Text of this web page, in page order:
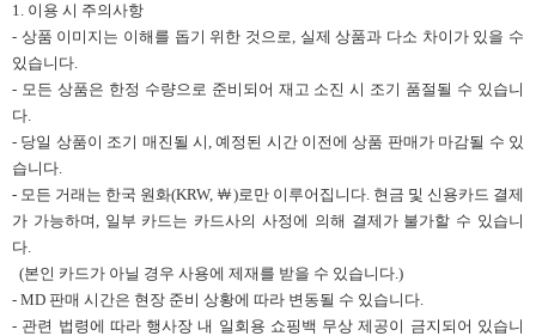
1. 이용 시 주의사항
- 상품 이미지는 이해를 돕기 위한 것으로, 실제 상품과 다소 차이가 있을 수
있습니다.
- 모든 상품은 한정 수량으로 준비되어 재고 소진 시 조기 품절될 수 있습니
다.
- 당일 상품이 조기 매진될 시, 예정된 시간 이전에 상품 판매가 마감될 수 있
습니다.
- 모든 거래는 한국 원화(KRW, ￦)로만 이루어집니다. 현금 및 신용카드 결제
가 가능하며, 일부 카드는 카드사의 사정에 의해 결제가 불가할 수 있습니
다.
(본인 카드가 아닐 경우 사용에 제재를 받을 수 있습니다.)
- MD 판매 시간은 현장 준비 상황에 따라 변동될 수 있습니다.
- 관련 법령에 따라 행사장 내 일회용 쇼핑백 무상 제공이 금지되어 있습니